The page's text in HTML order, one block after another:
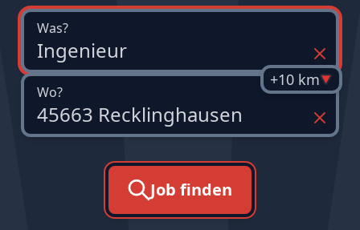
Was?
Wo?
+10 km
Job finden